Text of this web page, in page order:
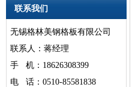
联系我们
无锡格林美钢格板有限公司
联系人：蒋经理
手 机：18626308399
电 话：0510-85581838